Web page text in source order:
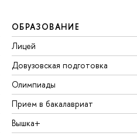
ОБРАЗОВАНИЕ
Лицей
Довузовская подготовка
Олимпиады
Прием в бакалавриат
Вышка+